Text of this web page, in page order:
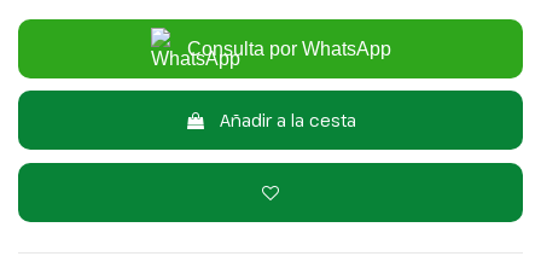
Consulta por WhatsApp
Añadir a la cesta